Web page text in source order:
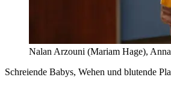
Nalan Arzouni (Mariam Hage),
Schreiende Babys, Wehen und blutende